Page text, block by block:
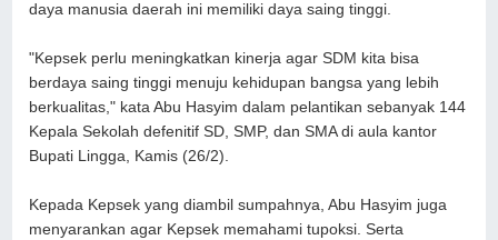
daya manusia daerah ini memiliki daya saing tinggi.
"Kepsek perlu meningkatkan kinerja agar SDM kita bisa
berdaya saing tinggi menuju kehidupan bangsa yang lebih
berkualitas," kata Abu Hasyim dalam pelantikan sebanyak 144
Kepala Sekolah defenitif SD, SMP, dan SMA di aula kantor
Bupati Lingga, Kamis (26/2).
Kepada Kepsek yang diambil sumpahnya, Abu Hasyim juga
menyarankan agar Kepsek memahami tupoksi. Serta